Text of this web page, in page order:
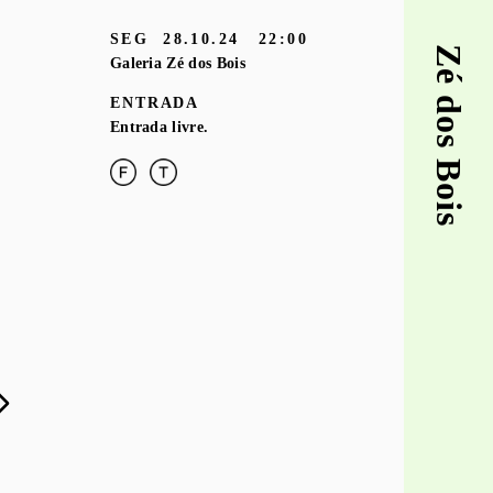
Zé dos Bois
SEG 28.10.24
22:00
Galeria Zé dos Bois
ENTRADA
Entrada livre.